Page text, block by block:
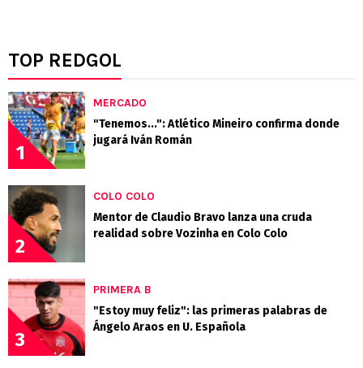
TOP REDGOL
1
MERCADO
"Tenemos...": Atlético Mineiro confirma donde
jugará Iván Román
2
COLO COLO
Mentor de Claudio Bravo lanza una cruda
realidad sobre Vozinha en Colo Colo
3
PRIMERA B
"Estoy muy feliz": las primeras palabras de
Ángelo Araos en U. Española